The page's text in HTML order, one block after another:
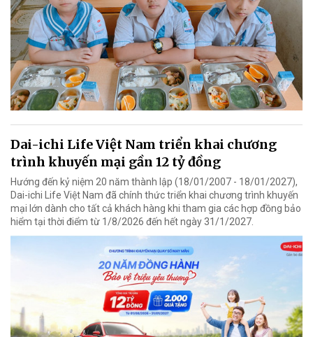
Dai-ichi Life Việt Nam triển khai chương
trình khuyến mại gần 12 tỷ đồng
Hướng đến kỷ niệm 20 năm thành lập (18/01/2007 - 18/01/2027),
Dai-ichi Life Việt Nam đã chính thức triển khai chương trình khuyến
mại lớn dành cho tất cả khách hàng khi tham gia các hợp đồng bảo
hiểm tại thời điểm từ 1/8/2026 đến hết ngày 31/1/2027.